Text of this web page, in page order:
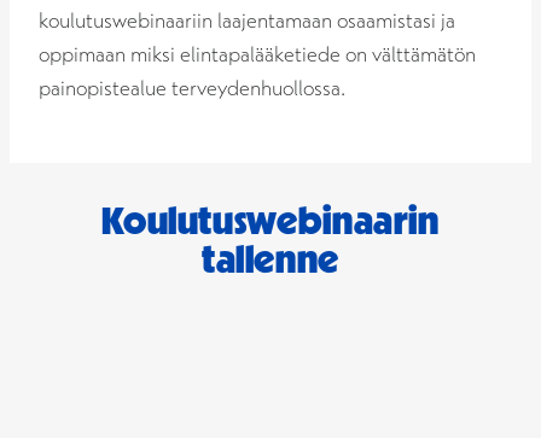
koulutuswebinaariin laajentamaan osaamistasi ja
oppimaan miksi elintapalääketiede on välttämätön
painopistealue terveydenhuollossa.
Koulutuswebinaarin
tallenne